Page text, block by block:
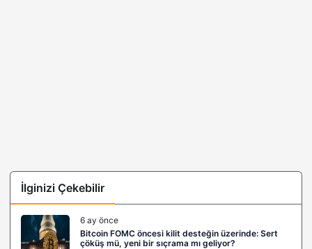
İlginizi Çekebilir
6 ay önce
Bitcoin FOMC öncesi kilit desteğin üzerinde: Sert
çöküş mü, yeni bir sıçrama mı geliyor?